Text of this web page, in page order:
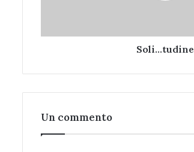
Soli...tudine
Un commento